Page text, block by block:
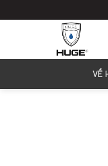
to
VỀ